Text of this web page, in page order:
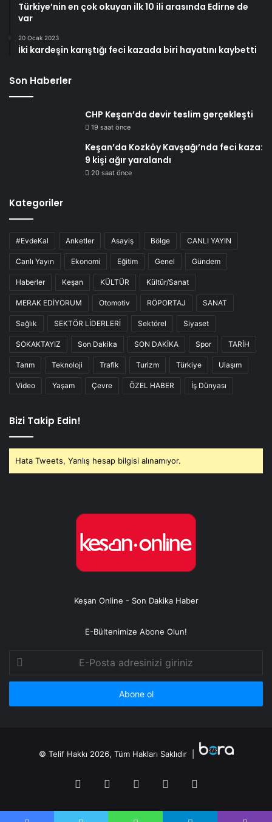
Türkiye’nin en çok okuyan ilk 10 ili arasında Edirne de
var
20 Ocak 2023
İki kardeşin karıştığı feci kazada biri hayatını kaybetti
Son Haberler
CHP Keşan’da devir teslim gerçekleşti
19 saat önce
Keşan’da Kozköy Kavşağı’nda feci kaza:
9 kişi ağır yaralandı
20 saat önce
Kategoriler
#EvdeKal Anketler Asayiş Bölge CANLI YAYIN
Canlı Yayın Ekonomi Eğitim Genel Gündem
Haberler Keşan KÜLTÜR Kültür/Sanat
MERAK EDİYORUM Otomotiv RÖPORTAJ SANAT
Sağlık SEKTÖR LİDERLERİ Sektörel Siyaset
SOKAKTAYIZ Son Dakika SON DAKİKA Spor TARİH
Tarım Teknoloji Trafik Turizm Türkiye Ulaşım
Video Yaşam Çevre ÖZEL HABER İş Dünyası
Bizi Takip Edin!
Hata Tweets, Yanlış hesap bilgisi alınamıyor.
Keşan Online - Son Dakika Haber
E-Bültenimize Abone Olun!
Posta
adresinizi
© Telif Hakkı 2026, Tüm Hakları Saklıdır |
FacebookTwitter YouTubeInstagram